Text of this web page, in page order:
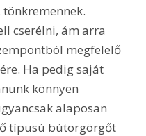
cserélni, ám arra
megfelelő
Ha pedig saját
könnyen
alaposan
típusú bútorgörgőt